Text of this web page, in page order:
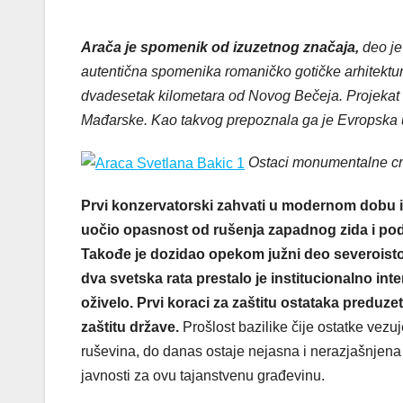
Arača je spomenik od izuzetnog značaja, deo
autentična spomenika romaničko gotičke
dvadesetak kilometara od Novog Bečeja.
Mađarske. Kao takvog prepoznala ga je Evropska
Ostaci monumentalne
Prvi konzervatorski zahvati u modernom dobu
uočio opasnost od rušenja zapadnog zida i
Takođe je dozidao opekom južni deo
dva svetska rata prestalo je institucionalno
oživelo. Prvi koraci za zaštitu ostataka
zaštitu države. Prošlost bazilike čije ostatke
ruševina, do danas ostaje nejasna i
javnosti za ovu tajanstvenu građevinu.